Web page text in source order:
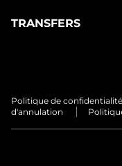
TRANSFERS
Politique de confidentialité
d'annulation